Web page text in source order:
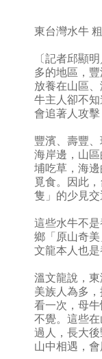
東台灣水牛
〔記者邱顯
多的地區，
放養在山區
牛主人卻不
會追著人攻擊
豐濱、壽豐
海岸邊，山
埔吃草，海
覓食。因此
隻」的少見交
這些水牛不
鄉「原山奇
文龍本人也是
溫文龍說，
美族人為多
看一次，母
不覺。這些
過人，長大
山中相遇，會